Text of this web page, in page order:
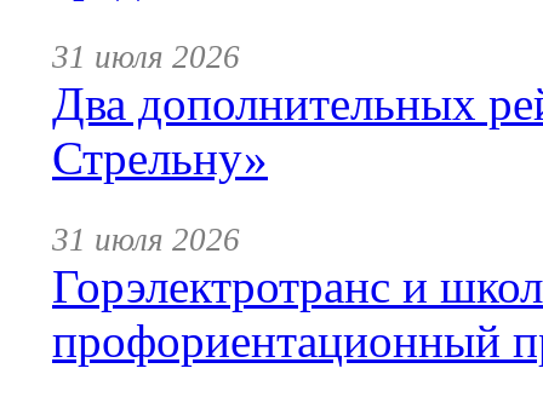
31 июля 2026
Два дополнительных
Стрельну»
31 июля 2026
Горэлектротранс и
профориентационный